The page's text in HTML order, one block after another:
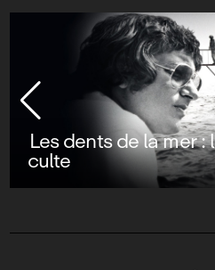
Les dents de la mer :
culte